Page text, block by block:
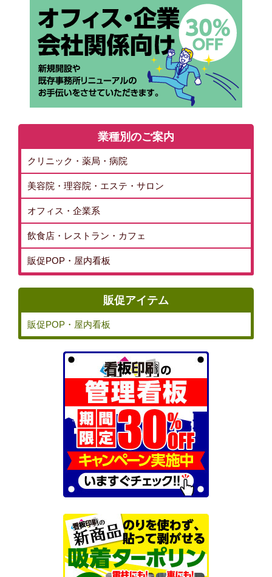
業種別のご案内
クリニック・薬局・病院
美容院・理容院・エステ・サロン
オフィス・企業系
飲食店・レストラン・カフェ
販促POP・屋内看板
販促アイテム
販促POP・屋内看板